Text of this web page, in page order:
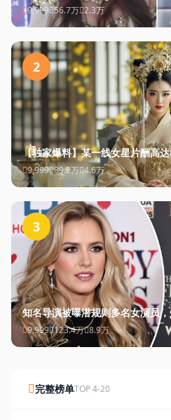
9,999 56.7万 2.3万
2
【独家爆料】某一线女星片酬高
9,999 89.2万 4.6万
3
知名导演被曝潜规则多名女演员
9,999 123.4万 8.9万
完整榜单TOP 4-20